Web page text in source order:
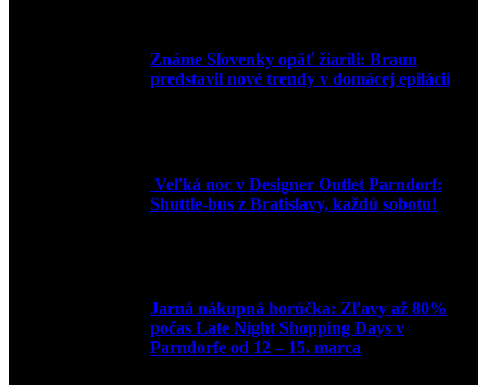
Známe Slovenky opäť žiarili: Braun
predstavil nové trendy v domácej epilácii
Veľká noc v Designer Outlet Parndorf:
Shuttle-bus z Bratislavy, každú sobotu!
Jarná nákupná horúčka: Zľavy až 80%
počas Late Night Shopping Days v
Parndorfe od 12 – 15. marca